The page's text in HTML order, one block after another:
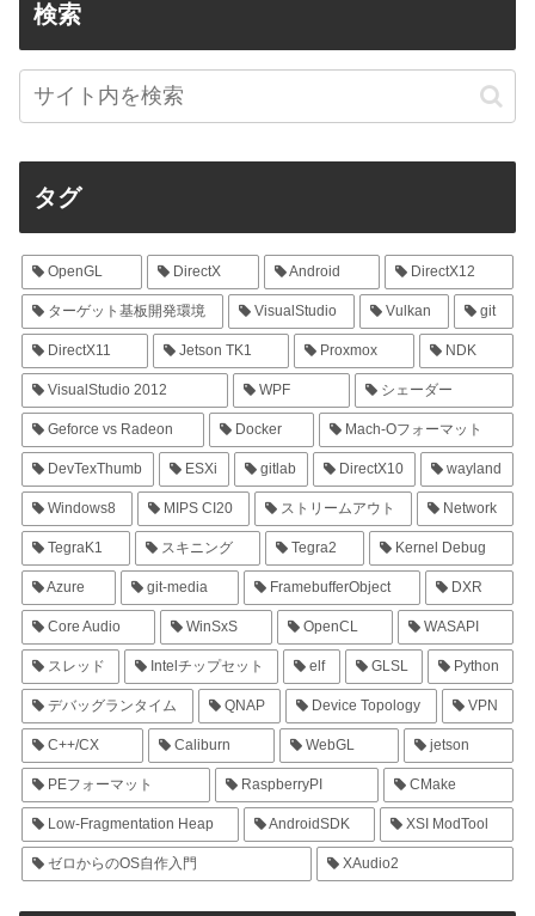
検索
タグ
OpenGL DirectX Android DirectX12
ターゲット基板開発環境 VisualStudio Vulkan git
DirectX11 Jetson TK1 Proxmox NDK
VisualStudio 2012 WPF シェーダー
Geforce vs Radeon Docker Mach-Oフォーマット
DevTexThumb ESXi gitlab DirectX10 wayland
Windows8 MIPS CI20 ストリームアウト Network
TegraK1 スキニング Tegra2 Kernel Debug
Azure git-media FramebufferObject DXR
Core Audio WinSxS OpenCL WASAPI
スレッド Intelチップセット elf GLSL Python
デバッグランタイム QNAP Device Topology VPN
C++/CX Caliburn WebGL jetson
PEフォーマット RaspberryPI CMake
Low-Fragmentation Heap AndroidSDK XSI ModTool
ゼロからのOS自作入門 XAudio2